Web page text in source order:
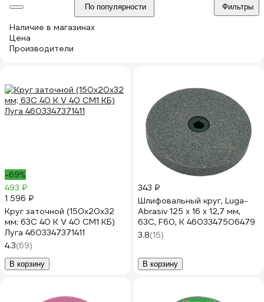
По популярности Фильтры
Наличие в магазинах
Цена
Производители
-69%
493 ₽
1 596 ₽
Круг заточной (150х20х32
мм; 63С 40 К V 40 СМ1 КБ)
Луга 4603347371411
4.3(69)
В корзину
343 ₽
Шлифовальный круг, Luga-
Abrasiv 125 х 16 х 12,7 мм,
63С, F60, K 4603347506479
3.8(15)
В корзину